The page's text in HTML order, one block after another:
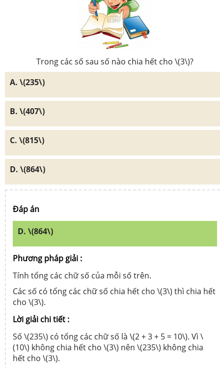
Trong các số sau số nào chia hết cho \(3\)?
A. \(235\)
B. \(407\)
C. \(815\)
D. \(864\)
Đáp án
D. \(864\)
Phương pháp giải :
Tính tổng các chữ số của mỗi số trên.
Các số có tổng các chữ số chia hết cho \(3\) thì chia hết
cho \(3\).
Lời giải chi tiết :
Số \(235\) có tổng các chữ số là \(2 + 3 + 5 = 10\). Vì \
(10\) không chia hết cho \(3\) nên \(235\) không chia
hết cho \(3\).